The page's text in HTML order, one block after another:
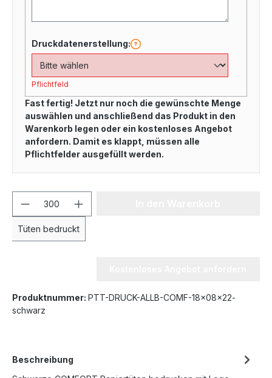
Druckdatenerstellung:
Pflichtfeld
Fast fertig! Jetzt nur noch die gewünschte Menge
auswählen und anschließend das Produkt in den
Warenkorb legen oder ein kostenloses Angebot
anfordern. Damit es klappt, müssen alle
Pflichtfelder ausgefüllt werden.
Tüten bedruckt
Produktnummer: PTT-DRUCK-ALLB-COMF-18x08x22-
schwarz
Beschreibung